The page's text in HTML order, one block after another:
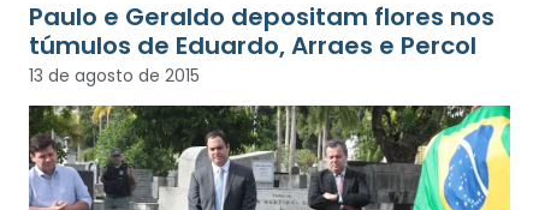
Paulo e Geraldo depositam flores nos
túmulos de Eduardo, Arraes e Percol
13 de agosto de 2015